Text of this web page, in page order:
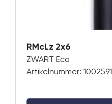
RMcLz 2x6
ZWART Eca
Artikelnummer: 1002591